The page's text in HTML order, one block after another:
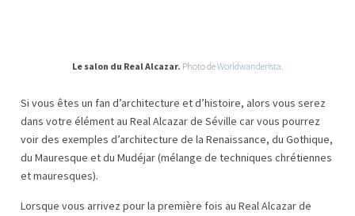
Le salon du Real Alcazar. Photo deWorldwanderista.
Si vous êtes un fan d’architecture et d’histoire, alors vous serez
dans votre élément au Real Alcazar de Séville car vous pourrez
voir des exemples d’architecture de la Renaissance, du Gothique,
du Mauresque et du Mudéjar (mélange de techniques chrétiennes
et mauresques).
Lorsque vous arrivez pour la première fois au Real Alcazar de